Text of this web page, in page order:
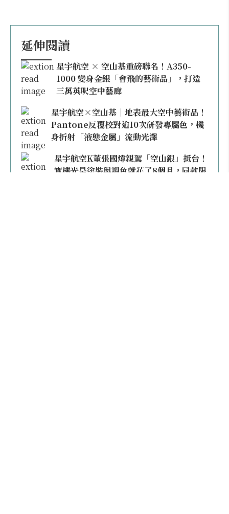
延伸閱讀
星宇航空 × 空山基重磅聯名！A350-
1000 變身金銀「會飛的藝術品」，打造
三萬英呎空中藝廊
星宇航空×空山基｜地表最大空中藝術品！
Pantone反覆校對逾10次研發專屬色，機
身折射「液態金屬」流動光澤
星宇航空K董張國煒親駕「空山銀」抵台！
實機光是塗裝與調色就花了8個月，同款限